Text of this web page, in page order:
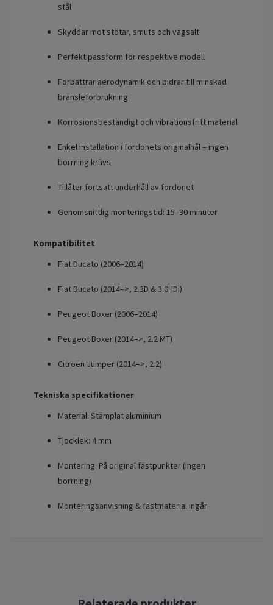
stål
Skyddar mot stötar, smuts och vägsalt
Perfekt passform för respektive modell
Förbättrar aerodynamik och bidrar till minskad
bränsleförbrukning
Korrosionsbeständigt och vibrationsfritt material
Enkel installation i fordonets originalhål – ingen
borrning krävs
Tillåter fortsatt underhåll av fordonet
Genomsnittlig monteringstid: 15–30 minuter
Kompatibilitet
Fiat Ducato (2006–2014)
Fiat Ducato (2014–>, 2.3D & 3.0HDi)
Peugeot Boxer (2006–2014)
Peugeot Boxer (2014–>, 2.2 MT)
Citroën Jumper (2014–>, 2.2)
Tekniska specifikationer
Material: Stämplat aluminium
Tjocklek: 4 mm
Montering: På original fästpunkter (ingen
borrning)
Monteringsanvisning & fästmaterial ingår